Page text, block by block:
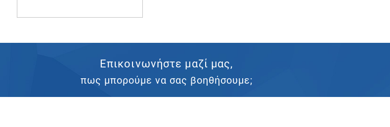
Επικοινωνήστε μαζί μας,
πως μπορούμε να σας βοηθήσουμε;